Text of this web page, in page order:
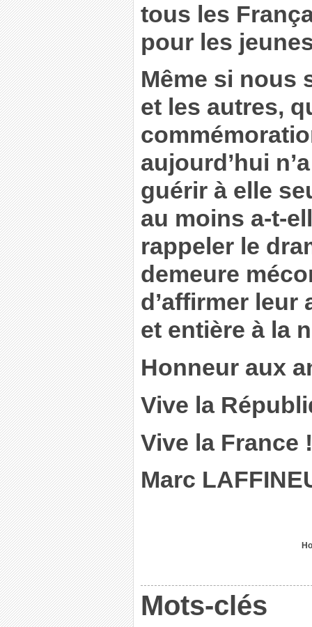
tous les
pour les
Même si nous
et les autres,
aujourd’hui
guérir à elle
au moins a-t-
rappeler le
demeure
d’affirmer leur
et entière à la
Honneur aux
Vive la
Vive la France !
Marc
Mots-clés